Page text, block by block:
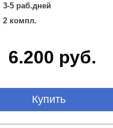
3-5 раб.дней
2 компл.
6.200 руб.
Купить